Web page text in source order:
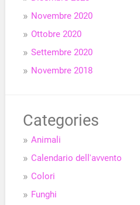
Novembre 2020
Ottobre 2020
Settembre 2020
Novembre 2018
Categories
Animali
Calendario dell'avvento
Colori
Funghi